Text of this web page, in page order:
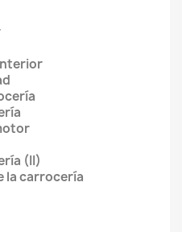
(II)
la carrocería